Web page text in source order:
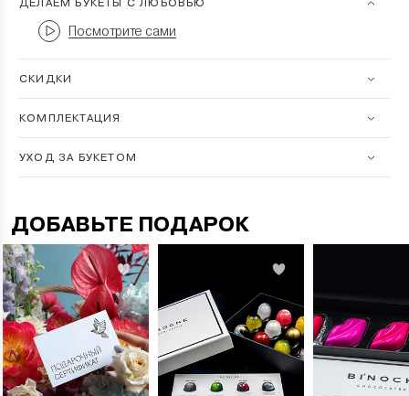
ДЕЛАЕМ БУКЕТЫ С ЛЮБОВЬЮ
Посмотрите сами
СКИДКИ
КОМПЛЕКТАЦИЯ
УХОД ЗА БУКЕТОМ
ДОБАВЬТЕ ПОДАРОК